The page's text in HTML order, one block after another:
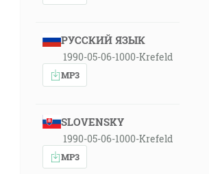
РУССКИЙ ЯЗЫК
1990-05-06-1000-Krefeld
MP3
SLOVENSKY
1990-05-06-1000-Krefeld
MP3